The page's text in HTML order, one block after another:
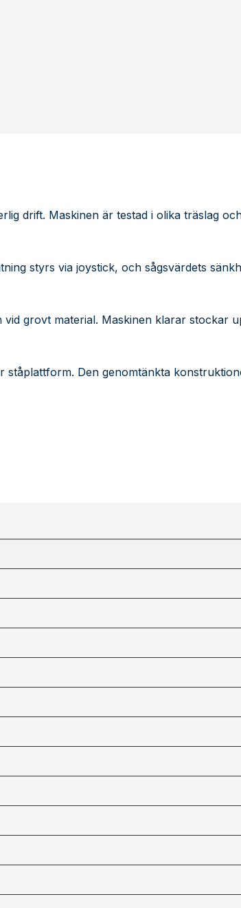
drift. Maskinen är testad i olika träslag
styrs via joystick, och sågsvärdets
grovt material. Maskinen klarar stockar
ståplattform. Den genomtänkta